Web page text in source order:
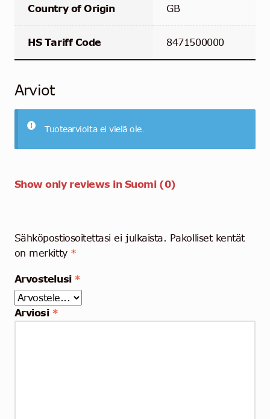
Country of Origin GB
HS Tariff Code 8471500000
Arviot
Tuotearvioita ei vielä ole.
Show only reviews in Suomi (0)
Sähköpostiosoitettasi ei julkaista. Pakolliset kentät
on merkitty *
Arvostelusi *
Arviosi *